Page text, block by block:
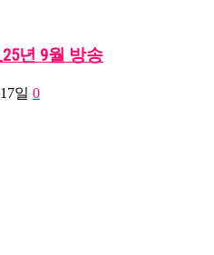
년 9월 방송
일 0